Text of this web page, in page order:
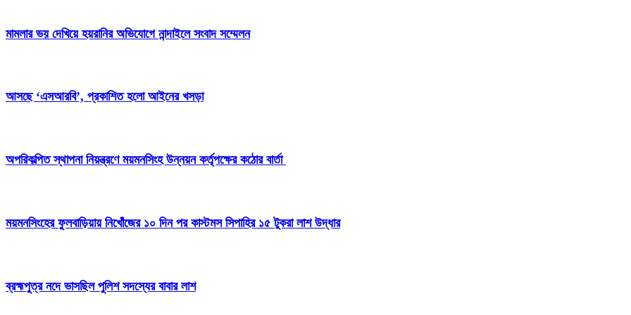
মামলার ভয় দেখিয়ে হয়রানির অভিযোগে নান্দাইলে সংবাদ সম্মেলন
আসছে ‘এসআরবি’, প্রকাশিত হলো আইনের খসড়া
অপরিকল্পিত স্থাপনা নিয়ন্ত্রণে ময়মনসিংহ উন্নয়ন কর্তৃপক্ষের কঠোর বার্তা
ময়মনসিংহের ফুলবাড়িয়ায় নিখোঁজের ১০ দিন পর কাস্টমস সিপাহির ১৫ টুকরা লাশ উদ্ধার
ব্রহ্মপুত্র নদে ভাসছিল পুলিশ সদস্যের বাবার লাশ